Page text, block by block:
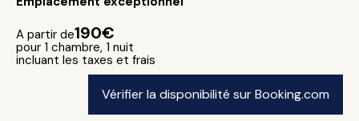
A partir de190€
pour 1 chambre, 1 nuit
incluant les taxes et frais
Vérifier la disponibilité sur Booking.com